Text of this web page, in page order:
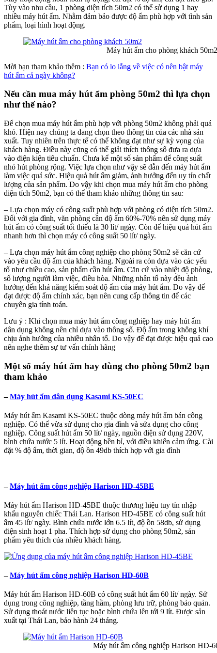
Tùy vào nhu cầu, 1 phòng diện tích 50m2 có thể sử dụng 1 hay
nhiều máy hút ẩm. Nhằm đảm bảo được độ ẩm phù hợp với tình sản
phẩm, loại hình hoạt động.
Máy hút ẩm cho phòng khách 50m2
Mời bạn tham khảo thêm : Bạn có lo lắng về việc có nên bật máy
hút ẩm cả ngày không?
Nếu cần mua máy hút ẩm phòng 50m2 thì lựa chọn
như thế nào?
Để chọn mua máy hút ẩm phù hợp với phòng 50m2 không phải quá
khó. Hiện nay chúng ta đang chọn theo thông tin của các nhà sản
xuất. Tuy nhiên trên thực tế có thể không đạt như sự kỳ vọng của
khách hàng. Điều này cũng có thể giải thích thông số đưa ra dựa
vào điện kiện tiêu chuẩn. Chưa kể một số sản phẩm để công suất
nhỏ hút phòng rộng. Việc lựa chọn như vậy sẽ dẫn đến máy hút ẩm
làm việc quá sức. Hiệu quả hút ẩm giảm, ảnh hưởng đến uy tín chất
lượng của sản phẩm. Do vậy khi chọn mua máy hút ẩm cho phòng
diện tích 50m2, bạn có thể tham khảo những thông tin sau:
– Lựa chọn máy có công suất phù hợp với phòng có diện tích 50m2.
Đối với gia đình, văn phòng cần độ ẩm 60%-70% nên sử dụng máy
hút ẩm có công suất tối thiểu là 30 lít/ ngày. Còn để hiệu quả hút ẩm
nhanh hơn thì chọn máy có công suất 50 lít/ ngày.
– Lựa chọn máy hút ẩm công nghiệp cho phòng 50m2 sẽ căn cứ
vào yêu cầu độ ẩm của khách hàng. Ngoài ra còn dựa vào các yếu
tố như chiều cao, sản phẩm cần hút ẩm. Căn cứ vào nhiệt độ phòng,
số lượng người làm việc, điều hòa. Những nhân tố này đều ảnh
hưởng đến khả năng kiểm soát độ ẩm của máy hút ẩm. Do vậy để
đạt được độ ẩm chính xác, bạn nên cung cấp thông tin để các
chuyên gia tính toán.
Lưu ý : Khi chọn mua máy hút ẩm công nghiệp hay máy hút ẩm
dân dụng không nên chỉ dựa vào thông số. Độ ẩm trong không khí
chịu ảnh hưởng của nhiều nhân tố. Do vậy để đạt được hiệu quả cao
nên nghe thêm sự tư vấn chính hãng
Một số máy hút ẩm hay dùng cho phòng 50m2 bạn
tham khảo
–Máy hút ẩm dân dụng Kasami KS-50EC
Máy hút ẩm Kasami KS-50EC thuộc dòng máy hút ẩm bán công
nghiệp. Có thể vừa sử dụng cho gia đình và sửa dụng cho công
nghiệp. Công suất hút ẩm 50 lít/ ngày, nguồn điện sử dụng 220V,
bình chứa nước 5 lít. Hoạt động bền bỉ, với điều khiển cảm ứng. Cài
đặt % độ ẩm, thời gian, độ ồn 49db thích hợp với gia đình
–Máy hút ẩm công nghiệp Harison HD-45BE
Máy hút ẩm Harison HD-45BE thuộc thương hiệu tuy tín nhập
khẩu nguyên chiếc Thái Lan. Harison HD-45BE có công suất hút
ẩm 45 lít/ ngày. Bình chứa nước lớn 6.5 lít, độ ồn 58db, sử dụng
điện sinh hoạt 1 pha. Thích hợp sử dụng cho phòng 50m2, sản
phẩm yêu thích của nhiều khách hàng.
–Máy hút ẩm công nghiệp Harison HD-60B
Máy hút ẩm Harison HD-60B có công suất hút ẩm 60 lít/ ngày. Sử
dụng trong công nghiệp, tầng hầm, phòng lưu trữ, phòng bảo quản.
Sử dụng thoát nước liên tục hoặc bình chứa lên tới 9 lít. Được sản
xuất tại Thái Lan, bảo hành 24 tháng.
Máy hút ẩm công nghiệp Harison HD-